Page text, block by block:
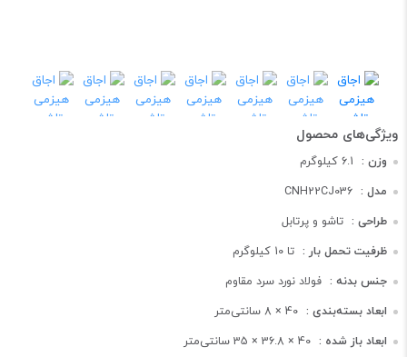
وزن : 6.1 کیلوگرم
مدل : CNH22CJ036
طراحی : تاشو و پرتابل
ظرفیت تحمل بار : تا 10 کیلوگرم
جنس بدنه : فولاد نورد سرد مقاوم
ابعاد بسته‌بندی : 40 × 8 سانتی‌متر
ابعاد باز شده : 40 × 36.8 × 35 سانتی‌متر